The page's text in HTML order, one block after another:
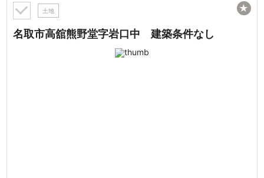
土地
名取市高舘熊野堂字岩口中 建築条件なし
★